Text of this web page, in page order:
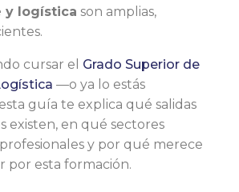
y logística son amplias,
cursar el Grado Superior de
—o ya lo estás
guía te explica qué salidas
existen, en qué sectores
y por qué merece
por esta formación.